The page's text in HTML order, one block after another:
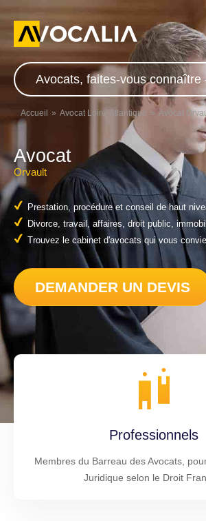
Avocats, faites-vous connaître
Accueil Avocat Loire-Atlantique Avocat
Avocat
Orvault
Prestation, procédure et conseil de haut
Divorce, travail, affaires, droit public,
Trouvez le cabinet d'avocats qui vous
DEMANDER UN DEVIS
Professionnels
Membres du Barreau des Avocats,
Juridique selon le Droit